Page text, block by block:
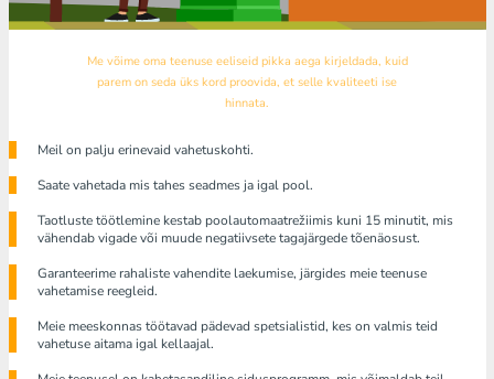
Me võime oma teenuse eeliseid pikka aega kirjeldada, kuid
parem on seda üks kord proovida, et selle kvaliteeti ise
hinnata.
Meil ​​on palju erinevaid vahetuskohti.
Saate vahetada mis tahes seadmes ja igal pool.
Taotluste töötlemine kestab poolautomaatrežiimis kuni 15 minutit, mis
vähendab vigade või muude negatiivsete tagajärgede tõenäosust.
Garanteerime rahaliste vahendite laekumise, järgides meie teenuse
vahetamise reegleid.
Meie meeskonnas töötavad pädevad spetsialistid, kes on valmis teid
vahetuse aitama igal kellaajal.